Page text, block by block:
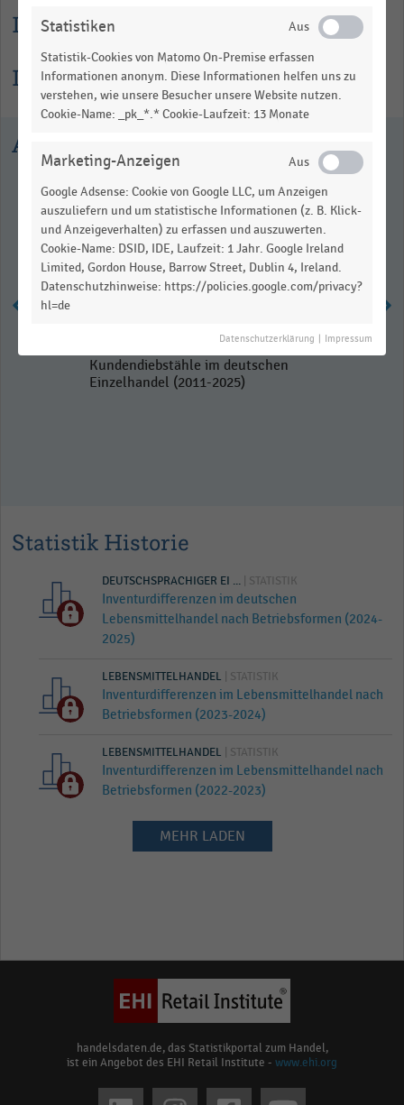
Lesehilfe
Informationen zur Statistik
Ausgewählte Statistiken
Kundendiebstähle im deutschen
Einzelhandel (2011-2025)
Statistik Historie
DEUTSCHSPRACHIGER EI ... | STATISTIK
Inventurdifferenzen im deutschen
Lebensmittelhandel nach Betriebsformen (2024-
2025)
LEBENSMITTELHANDEL | STATISTIK
Inventurdifferenzen im Lebensmittelhandel nach
Betriebsformen (2023-2024)
LEBENSMITTELHANDEL | STATISTIK
Inventurdifferenzen im Lebensmittelhandel nach
Betriebsformen (2022-2023)
MEHR LADEN
handelsdaten.de, das Statistikportal zum Handel,
ist ein Angebot des EHI Retail Institute - www.ehi.org
Statistiken
Statistik-Cookies von Matomo On-Premise erfassen
Informationen anonym. Diese Informationen helfen uns zu
verstehen, wie unsere Besucher unsere Website nutzen.
Cookie-Name: _pk_*.* Cookie-Laufzeit: 13 Monate
Marketing-Anzeigen
Google Adsense: Cookie von Google LLC, um Anzeigen
auszuliefern und um statistische Informationen (z. B. Klick-
und Anzeigeverhalten) zu erfassen und auszuwerten.
Cookie-Name: DSID, IDE, Laufzeit: 1 Jahr. Google Ireland
Limited, Gordon House, Barrow Street, Dublin 4, Ireland.
Datenschutzhinweise: https://policies.google.com/privacy?
hl=de
Datenschutzerklärung Impressum